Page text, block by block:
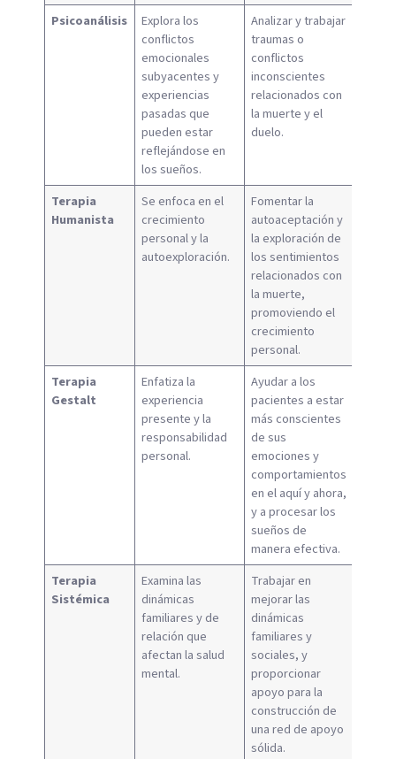
Psicoanálisis
Explora los
conflictos
emocionales
subyacentes y
experiencias
pasadas que
pueden estar
reflejándose en
los sueños.
Analizar y trabajar
traumas o
conflictos
inconscientes
relacionados con
la muerte y el
duelo.
Terapia
Humanista
Se enfoca en el
crecimiento
personal y la
autoexploración.
Fomentar la
autoaceptación y
la exploración de
los sentimientos
relacionados con
la muerte,
promoviendo el
crecimiento
personal.
Terapia
Gestalt
Enfatiza la
experiencia
presente y la
responsabilidad
personal.
Ayudar a los
pacientes a estar
más conscientes
de sus
emociones y
comportamientos
en el aquí y ahora,
y a procesar los
sueños de
manera efectiva.
Terapia
Sistémica
Examina las
dinámicas
familiares y de
relación que
afectan la salud
mental.
Trabajar en
mejorar las
dinámicas
familiares y
sociales, y
proporcionar
apoyo para la
construcción de
una red de apoyo
sólida.